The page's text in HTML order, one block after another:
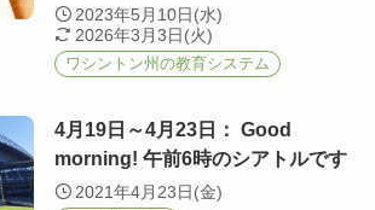
2023年5月10日(水)
2026年3月3日(火)
ワシントン州の教育システム
4月19日～4月23日： Good
morning! 午前6時のシアトルです
2021年4月23日(金)